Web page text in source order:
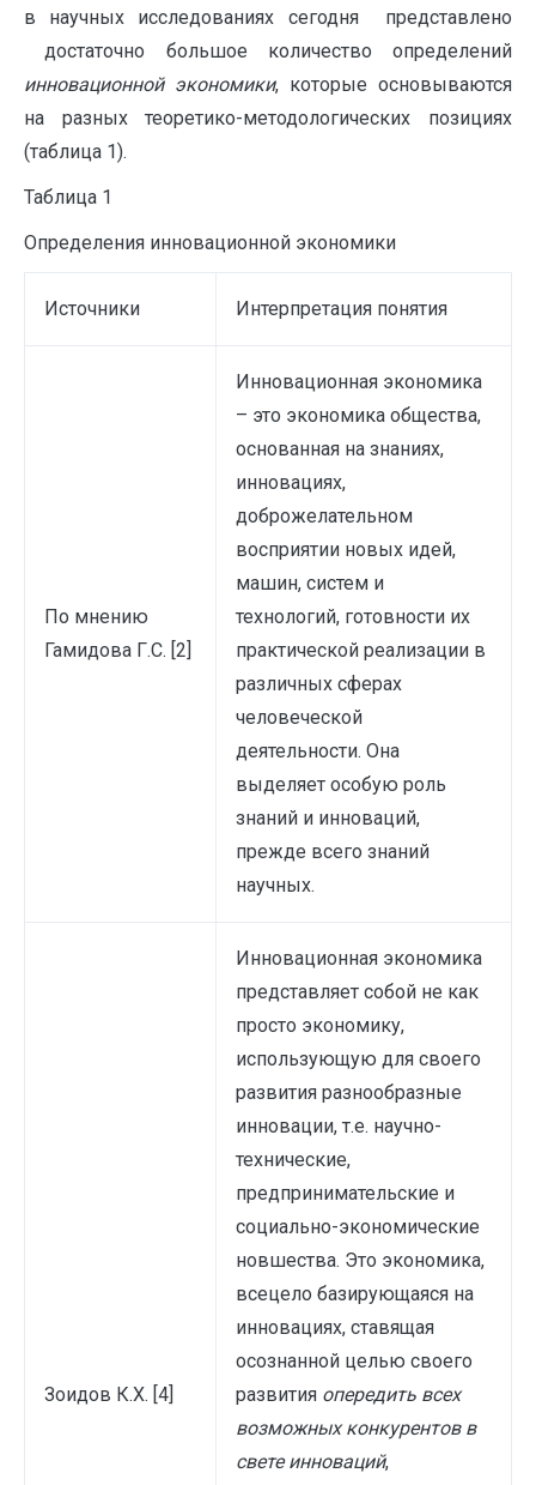
в научных исследованиях сегодня представлено
достаточно большое количество определений
инновационной экономики, которые основываются
на разных теоретико-методологических позициях
(таблица 1).
Таблица 1
Определения инновационной экономики
Источники Интерпретация понятия
По мнению
Гамидова Г.С. [2]
Инновационная экономика
– это экономика общества,
основанная на знаниях,
инновациях,
доброжелательном
восприятии новых идей,
машин, систем и
технологий, готовности их
практической реализации в
различных сферах
человеческой
деятельности. Она
выделяет особую роль
знаний и инноваций,
прежде всего знаний
научных.
Зоидов К.Х. [4]
Инновационная экономика
представляет собой не как
просто экономику,
использующую для своего
развития разнообразные
инновации, т.е. научно-
технические,
предпринимательские и
социально-экономические
новшества. Это экономика,
всецело базирующаяся на
инновациях, ставящая
осознанной целью своего
развития опередить всех
возможных конкурентов в
свете инноваций,